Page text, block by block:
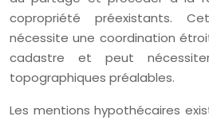
copropriété préexistants.
nécessite une coordination
cadastre et peut
topographiques préalables.
Les mentions hypothécaires